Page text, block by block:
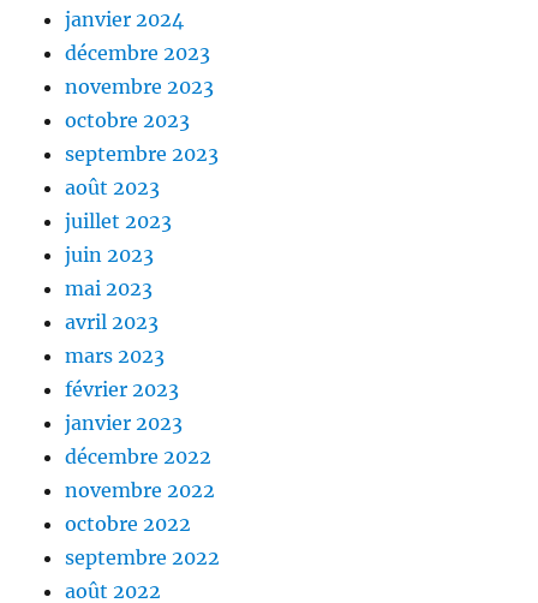
janvier 2024
décembre 2023
novembre 2023
octobre 2023
septembre 2023
août 2023
juillet 2023
juin 2023
mai 2023
avril 2023
mars 2023
février 2023
janvier 2023
décembre 2022
novembre 2022
octobre 2022
septembre 2022
août 2022